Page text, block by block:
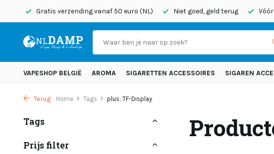
Gratis verzending vanaf 50 euro (NL) Niet goed, geld terug
VAPESHOP BELGIË AROMA SIGARETTEN ACCESSOIRES SIGAREN
Terug Home Tags plus: TF-Display
Tags
Prijs filter